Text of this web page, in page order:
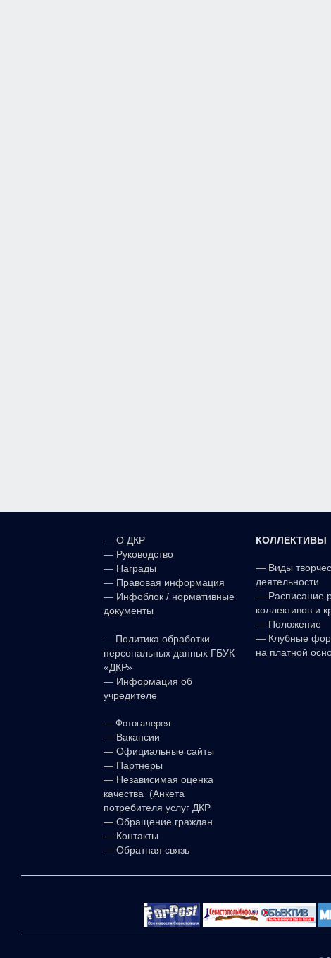
— О ДКР
— Руководство
— Награды
— Правовая информация
— Инфоблок / нормативные
документы
— Политика обработки
персональных данных ГБУК
«ДКР»
— Информация об
учредителе
— Фотогалерея
— Вакансии
— Официальные сайты
— Партнеры
— Независимая оценка
качества (Анкета
потребителя услуг ДКР
— Обращение граждан
— Контакты
— Обратная связь
КОЛЛЕКТИВЫ
— Виды
деятельности
— Расписание
коллективов и
— Положение
— Клубные
на платной